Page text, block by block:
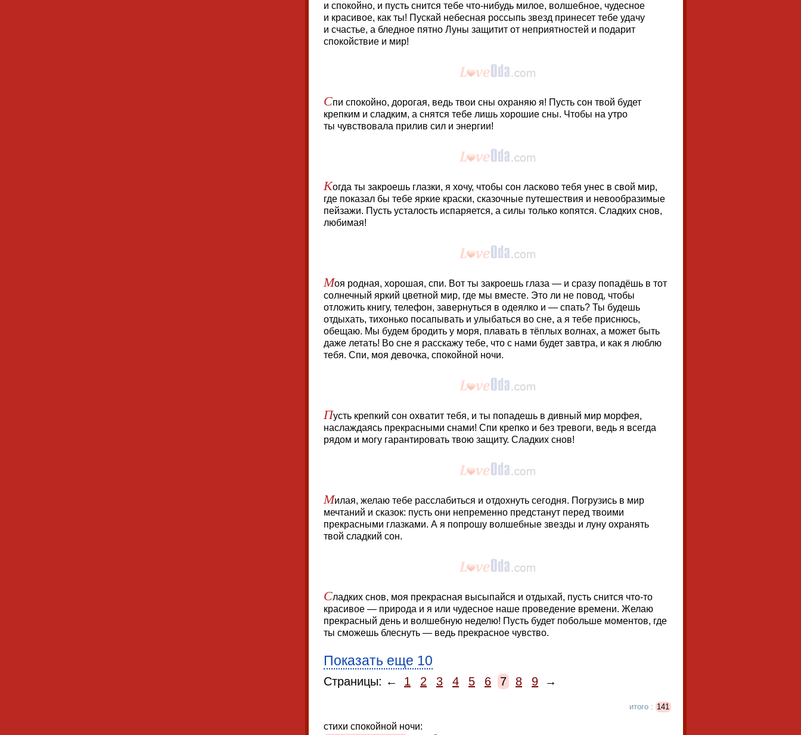
и спокойно, и пусть снится тебе что-нибудь милое, волшебное, чудесное
и красивое, как ты! Пускай небесная россыпь звезд принесет тебе удачу
и счастье, а бледное пятно Луны защитит от неприятностей и подарит
спокойствие и мир!
Спи спокойно, дорогая, ведь твои сны охраняю я! Пусть сон твой будет
крепким и сладким, а снятся тебе лишь хорошие сны. Чтобы на утро
ты чувствовала прилив сил и энергии!
Когда ты закроешь глазки, я хочу, чтобы сон ласково тебя унес в свой мир,
где показал бы тебе яркие краски, сказочные путешествия и невообразимые
пейзажи. Пусть усталость испаряется, а силы только копятся. Сладких снов,
любимая!
Моя родная, хорошая, спи. Вот ты закроешь глаза — и сразу попадёшь в тот
солнечный яркий цветной мир, где мы вместе. Это ли не повод, чтобы
отложить книгу, телефон, завернуться в одеялко и — спать? Ты будешь
отдыхать, тихонько посапывать и улыбаться во сне, а я тебе приснюсь,
обещаю. Мы будем бродить у моря, плавать в тёплых волнах, а может быть
даже летать! Во сне я расскажу тебе, что с нами будет завтра, и как я люблю
тебя. Спи, моя девочка, спокойной ночи.
Пусть крепкий сон охватит тебя, и ты попадешь в дивный мир морфея,
наслаждаясь прекрасными снами! Спи крепко и без тревоги, ведь я всегда
рядом и могу гарантировать твою защиту. Сладких снов!
Милая, желаю тебе расслабиться и отдохнуть сегодня. Погрузись в мир
мечтаний и сказок: пусть они непременно предстанут перед твоими
прекрасными глазками. А я попрошу волшебные звезды и луну охранять
твой сладкий сон.
Сладких снов, моя прекрасная высыпайся и отдыхай, пусть снится что-то
красивое — природа и я или чудесное наше проведение времени. Желаю
прекрасный день и волшебную неделю! Пусть будет побольше моментов, где
ты сможешь блеснуть — ведь прекрасное чувство.
Показать еще 10
Страницы: ← 1 2 3 4 5 6 7 8 9 →
итого : 141
стихи спокойной ночи: